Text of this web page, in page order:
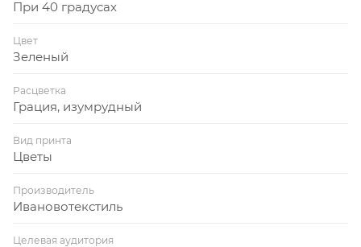
При 40 градусах
Цвет
Зеленый
Расцветка
Грация, изумрудный
Вид принта
Цветы
Производитель
Ивановотекстиль
Целевая аудитория